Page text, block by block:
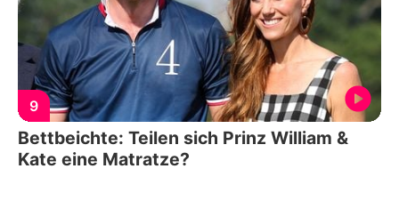
9
Bettbeichte: Teilen sich Prinz William &
Kate eine Matratze?